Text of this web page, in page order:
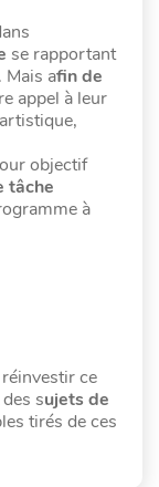
se rapportant
Mais afin de
appel à leur
objectif
tâche
à
ce
sujets de
tirés de ces